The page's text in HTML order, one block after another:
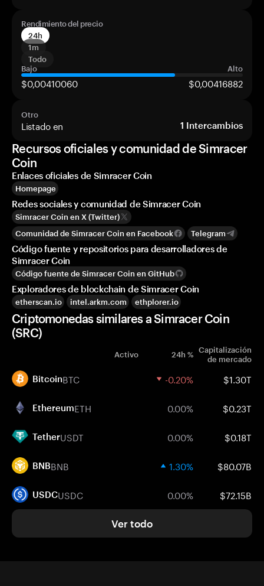
Rendimiento del precio
24h
1m
Todo
Bajo
Alto
$0,00410060 $0,00416882
Otro
Listado en 1 Intercambios
Recursos oficiales y comunidad de Simracer
Coin
Enlaces oficiales de Simracer Coin
Homepage
Redes sociales y comunidad de Simracer Coin
Simracer Coin en X (Twitter)
Comunidad de Simracer Coin en Facebook
Telegram
Código fuente y repositorios para desarrolladores de
Simracer Coin
Código fuente de Simracer Coin en GitHub
Exploradores de blockchain de Simracer Coin
etherscan.io intel.arkm.com ethplorer.io
Criptomonedas similares a Simracer Coin
(SRC)
Activo 24h % Capitalización
de mercado
BitcoinBTC -0.20% $1.30T
EthereumETH 0.00% $0.23T
TetherUSDT 0.00% $0.18T
BNBBNB 1.30% $80.07B
USDCUSDC 0.00% $72.15B
Ver todo